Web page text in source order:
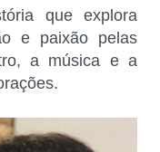
que explora
e paixão pelas
a música e a